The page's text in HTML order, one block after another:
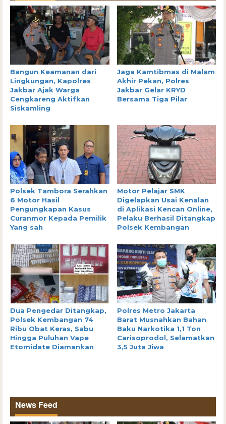
Bangun Keamanan dari
Lingkungan, Kapolres
Jakbar Ajak Warga
Cengkareng Aktifkan
Siskamling
Jaga Kamtibmas di Malam
Akhir Pekan, Polres
Jakbar Gelar KRYD
Bersama Tiga Pilar
Polsek Tambora Serahkan
6 Motor Hasil
Pengungkapan Kasus
Curanmor Kepada Pemilik
Yang sah
Motor Pelajar SMK
Digelapkan Usai Kenalan
di Aplikasi Kencan Online,
Pelaku Berhasil Ditangkap
Polsek Kembangan
Dua Pengedar Ditangkap,
Polsek Kembangan 74
Ribu Obat Keras, Sabu
Hingga Puluhan Vape
Etomidate Diamankan
Polres Metro Jakarta
Barat Musnahkan Bahan
Baku Narkotika 1,1 Ton
Carisoprodol, Selamatkan
3,5 Juta Jiwa
News Feed